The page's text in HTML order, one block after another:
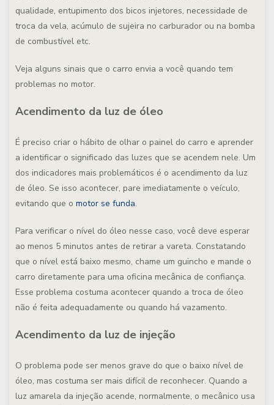
qualidade, entupimento dos bicos injetores, necessidade de
troca da vela, acúmulo de sujeira no carburador ou na bomba
de combustível etc.
Veja alguns sinais que o carro envia a você quando tem
problemas no motor.
Acendimento da luz de óleo
É preciso criar o hábito de olhar o painel do carro e aprender
a identificar o significado das luzes que se acendem nele. Um
dos indicadores mais problemáticos é o acendimento da luz
de óleo. Se isso acontecer, pare imediatamente o veículo,
evitando que o motor se funda.
Para verificar o nível do óleo nesse caso, você deve esperar
ao menos 5 minutos antes de retirar a vareta. Constatando
que o nível está baixo mesmo, chame um guincho e mande o
carro diretamente para uma oficina mecânica de confiança.
Esse problema costuma acontecer quando a troca de óleo
não é feita adequadamente ou quando há vazamento.
Acendimento da luz de injeção
O problema pode ser menos grave do que o baixo nível de
óleo, mas costuma ser mais difícil de reconhecer. Quando a
luz amarela da injeção acende, normalmente, o mecânico usa